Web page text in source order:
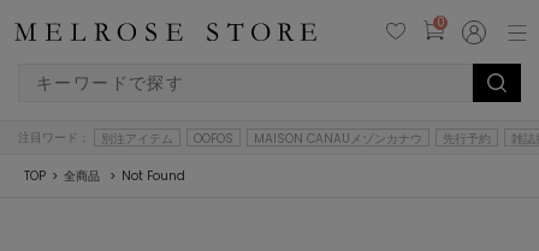
0
注目ワード： 別注アイテム OOFOS MAISON CANAUメゾンカナウ 先行予約 雑誌
TOP 全商品 Not Found